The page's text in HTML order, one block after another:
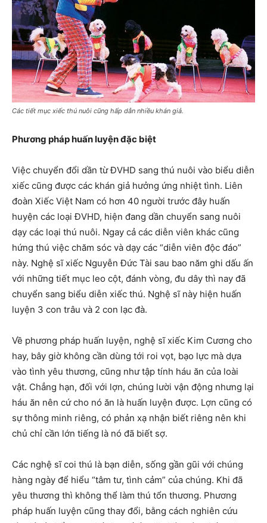
Các tiết mục xiếc thú nuôi cũng hấp dẫn nhiều khán giả.
Phương pháp huấn luyện đặc biệt
Việc chuyển đổi dần từ ĐVHD sang thú nuôi vào biểu diễn
xiếc cũng được các khán giả hưởng ứng nhiệt tình. Liên
đoàn Xiếc Việt Nam có hơn 40 người trước đây huấn
huyện các loại ĐVHD, hiện đang dần chuyển sang nuôi
dạy các loại thú nuôi. Ngay cả các diễn viên khác cũng
hứng thú việc chăm sóc và dạy các “diễn viên độc đáo”
này. Nghệ sĩ xiếc Nguyễn Đức Tài sau bao năm ghi dấu ấn
với những tiết mục leo cột, đánh vòng, đu dây thì nay đã
chuyển sang biểu diễn xiếc thú. Nghệ sĩ này hiện huấn
luyện 3 con trâu và 2 con lạc đà.
Về phương pháp huấn luyện, nghệ sĩ xiếc Kim Cương cho
hay, bây giờ không cần dùng tới roi vọt, bạo lực mà dựa
vào tình yêu thương, cũng như tập tính háu ăn của loài
vật. Chẳng hạn, đối với lợn, chúng lười vận động nhưng lại
háu ăn nên cứ cho nó ăn là huấn luyện được. Lợn cũng có
sự thông minh riêng, có phản xạ nhận biết riêng nên khi
chủ chỉ cần lớn tiếng là nó đã biết sợ.
Các nghệ sĩ coi thú là bạn diễn, sống gần gũi với chúng
hàng ngày để hiểu “tâm tư, tình cảm” của chúng. Khi đã
yêu thương thì không thể làm thú tổn thương. Phương
pháp huấn luyện cũng thay đổi, bằng cách nghiên cứu